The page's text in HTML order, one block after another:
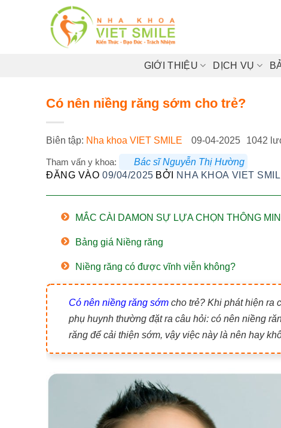
GIỚI THIỆU DỊCH VỤ
Có nên niềng răng sớm cho trẻ?
Biên tập: Nha khoa VIET SMILE 09-04-2025 1042
Tham vấn y khoa:
Bác sĩ Nguyễn Thị Hường
ĐĂNG VÀO09/04/2025 BỞI NHA KHOA VIET
MẮC CÀI DAMON SỰ LỰA CHỌN THÔNG
Bảng giá Niềng răng
Niềng răng có được vĩnh viễn không?
Có nên niềng răng sớm cho trẻ? Khi phát hiện ra
phụ huynh thường đặt ra câu hỏi: có nên niềng
răng để cải thiện sớm, vậy việc này là nên hay